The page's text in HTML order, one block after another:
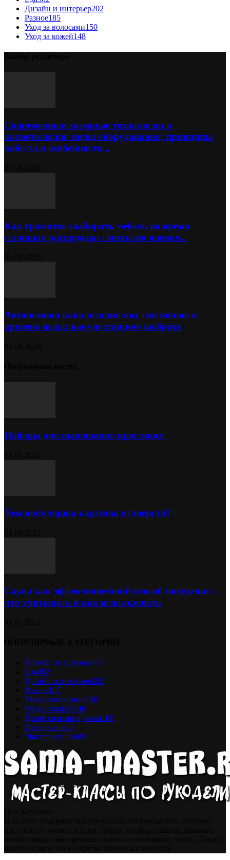
Дизайн и интерьер202
Разное185
Уход за волосами150
Уход за кожей148
Современные лазерные технологии в
косметологии: виды оборудования, принципы
работы и особенности...
Как грамотно выбирать мебель во время
сезонных распродаж: советы по оценке...
Автономная канализация под тип почвы и
уровень воды: какую станцию выбрать
Наборы для вышивания крестиком
Чем популярны картины из шерсти?
Сауна как эффективнейший способ похудения –
что учитывать и как использовать
Красота и здоровье479
Еда302
Дизайн и интерьер202
Разное185
Уход за волосами150
Уход за кожей148
Декор своими руками108
Интересное88
Мастер-классы69